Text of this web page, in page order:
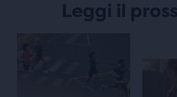
Leggi il